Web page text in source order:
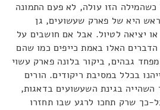
כשהמילה הזו עולה, לא פעם התמונה
היא של פארק שעשועים, גן
יציאה לטיול. אבל אם חושבים על
האלו באמת כייפים כמו שהם
גבהים, ביקור בלונה פארק עשוי
בכלל במסיבת ריקודים. הורים
השהייה בגינת השעשועים בדאגות,
כך שרק תחכו לרגע שבו תחזרו